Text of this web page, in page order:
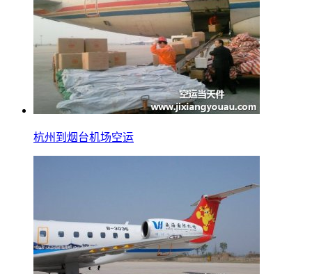
杭州到烟台机场空运